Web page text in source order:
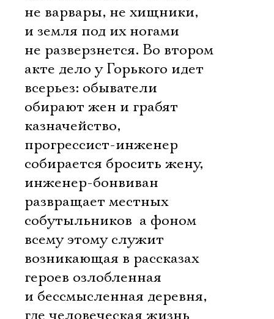
не варвары, не хищники,
и земля под их ногами
не разверзнется. Во втором
акте дело у Горького идет
всерьез: обыватели
обирают жен и грабят
казначейство,
прогрессист-инженер
собирается бросить жену,
инженер-бонвиван
развращает местных
собутыльников  а фоном
всему этому служит
возникающая в рассказах
героев озлобленная
и бессмысленная деревня,
где человеческая жизнь